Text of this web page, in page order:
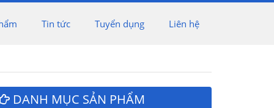
Tin tức Tuyển dụng Liên hệ
DANH MỤC SẢN PHẨM